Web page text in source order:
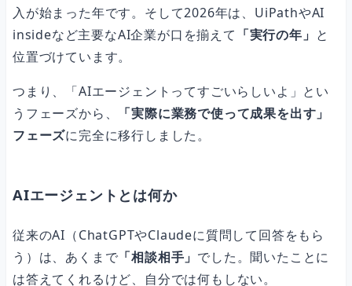
よくある質問（FAQ）
Q. AIエージェントとチャットAIの違いは何ですか？
Q. どのAIツールから始めるのがおすすめですか？
入が始まった年です。そして2026年は、UiPathやAI
insideなど主要なAI企業が口を揃えて 「実行の年」 と
位置づけています。
つまり、「AIエージェントってすごいらしいよ」とい
うフェーズから、
「実際に業務で使って成果を出す」
フェーズに完全に移行しました。
AIエージェントとは何か
従来のAI（ChatGPTやClaudeに質問して回答をもら
う）は、あくまで 「相談相手」 でした。聞いたことに
は答えてくれるけど、自分では何もしない。